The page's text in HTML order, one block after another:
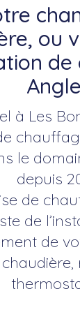
ou
à Les
le
depuis
de
de
de